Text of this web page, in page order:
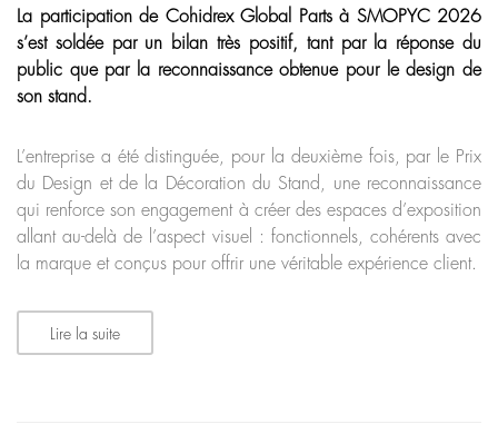
La participation de Cohidrex Global Parts à SMOPYC 2026
s’est soldée par un bilan très positif, tant par la réponse du
public que par la reconnaissance obtenue pour le design de
son stand.
L’entreprise a été distinguée, pour la deuxième fois, par le Prix
du Design et de la Décoration du Stand, une reconnaissance
qui renforce son engagement à créer des espaces d’exposition
allant au-delà de l’aspect visuel : fonctionnels, cohérents avec
la marque et conçus pour offrir une véritable expérience client.
Lire la suite